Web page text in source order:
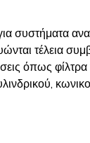
τέλεια
όπως